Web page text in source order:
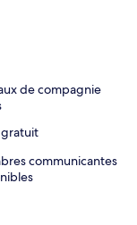
de compagnie
communicantes